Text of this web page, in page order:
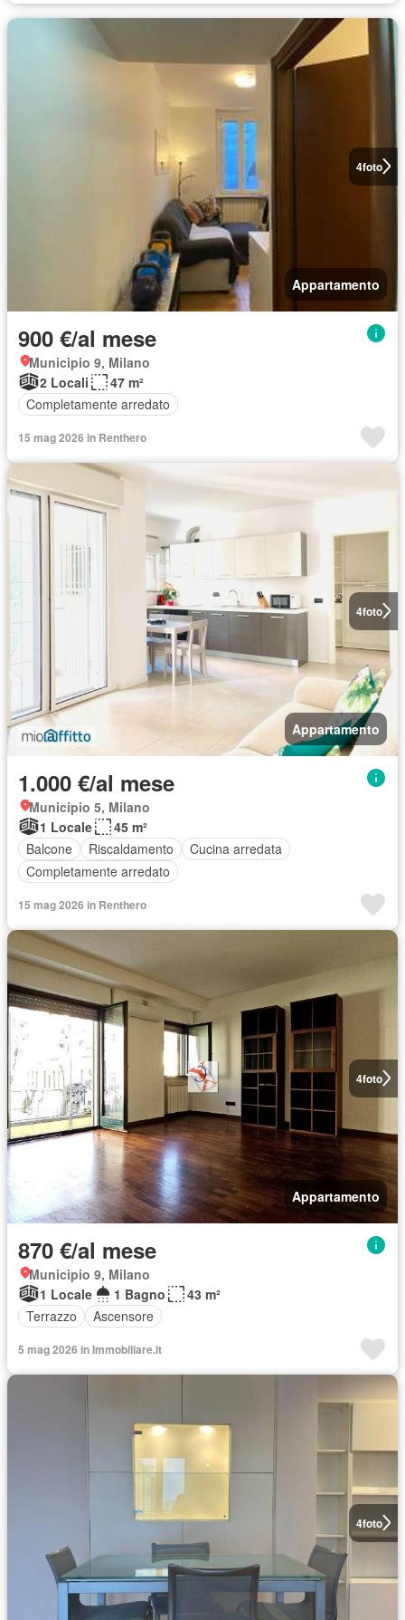
4foto
Appartamento
900 €/al mese
Municipio 9, Milano
2 Locali
47 m²
Completamente arredato
15 mag 2026 in Renthero
4foto
Appartamento
1.000 €/al mese
Municipio 5, Milano
1 Locale
45 m²
Balcone
Riscaldamento
Cucina arredata
Completamente arredato
15 mag 2026 in Renthero
4foto
Appartamento
870 €/al mese
Municipio 9, Milano
1 Locale
1 Bagno
43 m²
Terrazzo
Ascensore
5 mag 2026 in Immobiliare.it
4foto